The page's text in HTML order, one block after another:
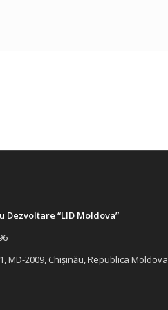
“LID Moldova”
MD-2009, Chișinău, Republica Moldova